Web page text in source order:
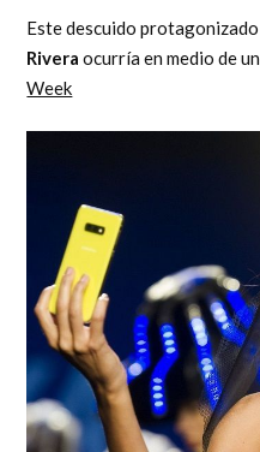
Este descuido
Rivera ocurría en medio de
Week